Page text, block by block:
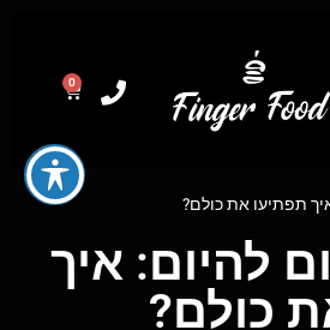
0
תפתיעו את כולם?
להיום: איך
כולם?